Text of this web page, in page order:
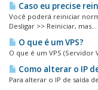
Caso eu precise
Você poderá reiniciar
Desligar >> Reiniciar, mas...
O que é um VPS?
O que é um VPS (Servidor
Como alterar o IP
Para alterar o IP de saída